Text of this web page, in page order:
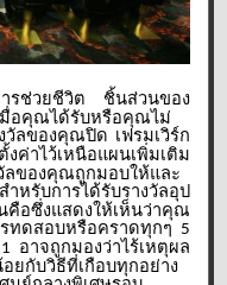
รช่วยชีวิต
ชิ้นส่วนของ
มื่อคุณได้รับหรือคุณไม่
วัลของคุณปิด เฟรมเวิร์ก
งค่าไว้เหนือแผนเพิ่มเติม
ลของคุณถูกมอบให้และ
สำหรับการได้รับรางวัลอุป
คือซึ่งแสดงให้เห็นว่าคุณ
ทดสอบหรือคราดทุกๆ 5
อาจถูกมองว่าไร้เหตุผล
ยกับวิธีที่เกือบทุกอย่าง